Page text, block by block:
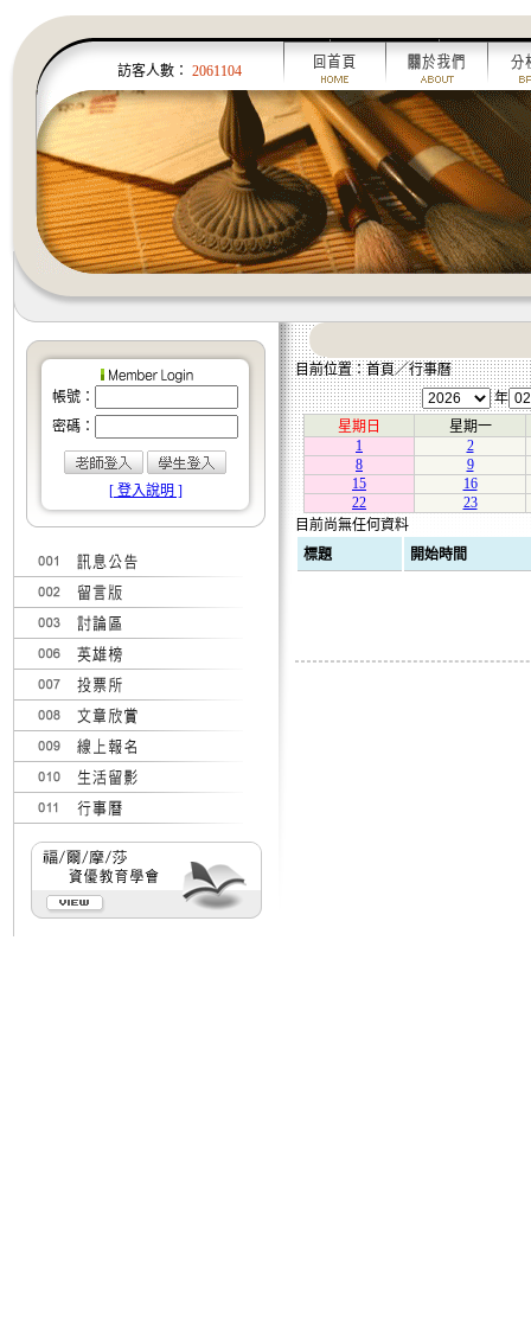
訪客人數： 2061104
帳號：
密碼：
[ 登入說明 ]
目前位置：首頁／行事曆
年
星期日
星期一
1
2
8
9
15
16
22
23
目前尚無任何資料
標題
開始時間